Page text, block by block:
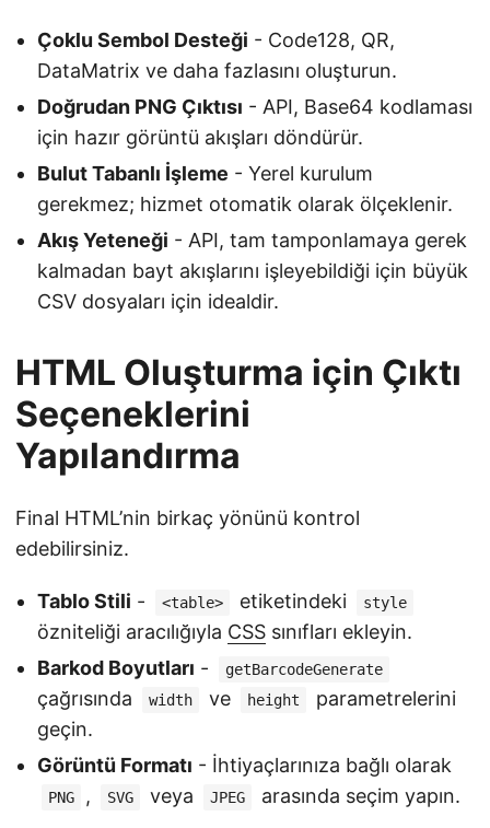
Çoklu Sembol Desteği - Code128, QR,
DataMatrix ve daha fazlasını oluşturun.
Doğrudan PNG Çıktısı - API, Base64 kodlaması
için hazır görüntü akışları döndürür.
Bulut Tabanlı İşleme - Yerel kurulum
gerekmez; hizmet otomatik olarak ölçeklenir.
Akış Yeteneği - API, tam tamponlamaya gerek
kalmadan bayt akışlarını işleyebildiği için büyük
CSV dosyaları için idealdir.
HTML Oluşturma için Çıktı
Seçeneklerini
Yapılandırma
Final HTML’nin birkaç yönünü kontrol
edebilirsiniz.
Tablo Stili - <table> etiketindeki style
özniteliği aracılığıyla CSS sınıfları ekleyin.
Barkod Boyutları - getBarcodeGenerate
çağrısında width ve height
parametrelerini
geçin.
Görüntü Formatı - İhtiyaçlarınıza bağlı olarak
PNG , SVG veya JPEG arasında seçim yapın.